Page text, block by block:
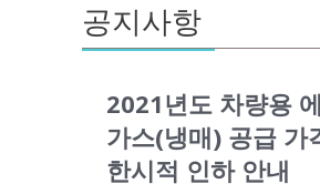
공지사항
2021년도 차량용
가스(냉매) 공급 가
한시적 인하 안내